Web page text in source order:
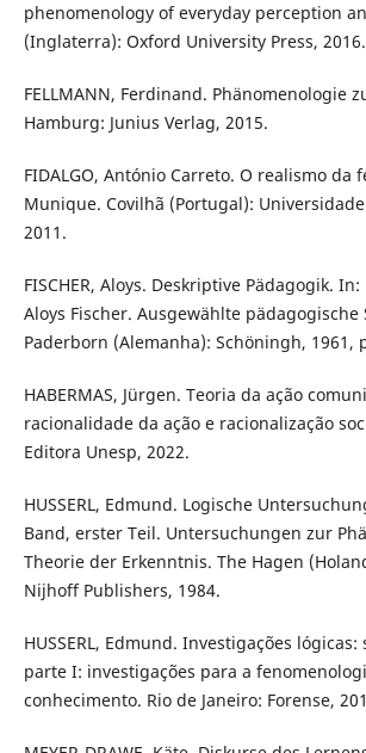
phenomenology of everyday perception
(Inglaterra): Oxford University Press, 2016.
FELLMANN, Ferdinand. Phänomenologie
Hamburg: Junius Verlag, 2015.
FIDALGO, António Carreto. O realismo da
Munique. Covilhã (Portugal):
2011.
FISCHER, Aloys. Deskriptive Pädagogik. In:
Aloys Fischer. Ausgewählte pädagogische
Paderborn (Alemanha): Schöningh, 1961,
HABERMAS, Jürgen. Teoria da ação
racionalidade da ação e racionalização
Editora Unesp, 2022.
HUSSERL, Edmund. Logische
Band, erster Teil. Untersuchungen zur
Theorie der Erkenntnis. The Hagen
Nijhoff Publishers, 1984.
HUSSERL, Edmund. Investigações
parte I: investigações para a
conhecimento. Rio de Janeiro: Forense,